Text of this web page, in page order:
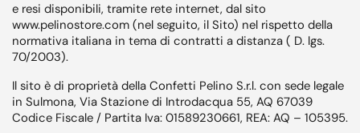
e resi disponibili, tramite rete internet, dal sito
www.pelinostore.com (nel seguito, il Sito) nel rispetto della
normativa italiana in tema di contratti a distanza ( D. lgs.
70/2003).
Il sito è di proprietà della Confetti Pelino S.r.l. con sede legale
in Sulmona, Via Stazione di Introdacqua 55, AQ 67039
Codice Fiscale / Partita Iva: 01589230661, REA: AQ – 105395.